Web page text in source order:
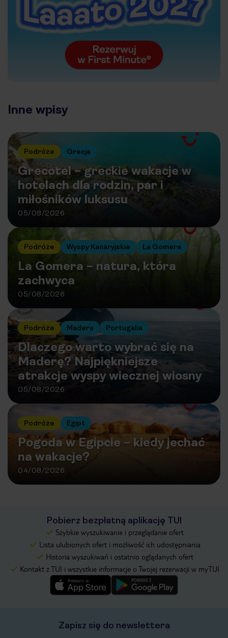
Inne wpisy
Podróże Grecja
Grecotel – greckie wakacje w
hotelach dla rodzin, par i
miłośników luksusu
05/08/2026
Podróże Wyspy Kanaryjskie La Gomera
La Gomera – natura, która
zachwyca
05/08/2026
Podróże Madera Portugalia
Dlaczego warto wybrać się na
Maderę? Najpiękniejsze
atrakcje wyspy wiecznej wiosny
05/08/2026
Podróże Egipt
Pogoda w Egipcie – kiedy jechać
na wakacje?
04/08/2026
Pobierz bezpłatną aplikację TUI
Szybkie wyszukiwanie i przeglądanie ofert
Lista ulubionych ofert i możliwość ich udostępniania
Historia wyszukiwań i ostatnio oglądanych ofert
Kontakt z TUI i wszystkie informacje o Twojej rezerwacji w myTUI
Zapisz się do newslettera